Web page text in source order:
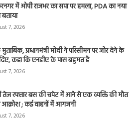
में ओपी राजभर का सपा पर हमला, PDA का नया
7, 2026
प्रधानमंत्री मोदी ने परिसीमन पर जोर देने के
कहा कि एनडीए के पास बहुमत है
7, 2026
तेज रफ्तार बस की चपेट में आने से एक व्यक्ति की मौत
; कई वाहनों में आगजनी
7, 2026